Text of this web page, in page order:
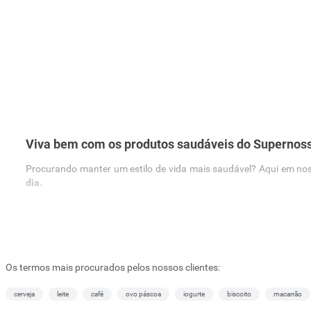
Viva bem com os produtos saudáveis do
Procurando manter um estilo de vida mais saudável? Aqui em
dia.
como líquido e em pó, disponíveis em marcas como
Se procura deixar a sua refeição saudável ainda mais deliciosa,
Os termos mais procurados pelos nossos clientes:
cerveja leite café ovo páscoa iogurte biscoito macarrão